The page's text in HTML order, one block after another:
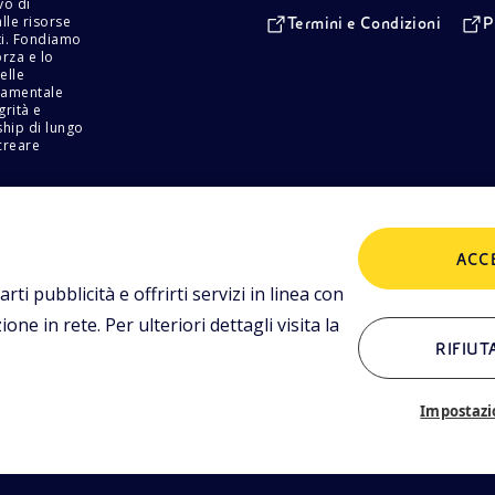
di
risorse
Fondiamo
e lo
e
di lungo
Termini e Condizioni
Eziopubblicità e offrirti servizi in linea con
in rete. Per ulteriori dettagli visita la